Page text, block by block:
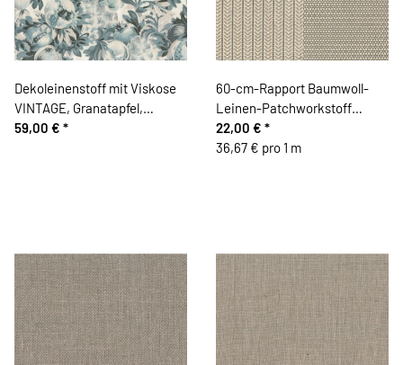
Dekoleinenstoff mit Viskose
VINTAGE, Granatapfel,
jeansblau, Clarke & Clarke
59,00 € *
60-cm-Rapport Baumwoll-
Leinen-Patchworkstoff
GARDEN, Tropfen und Blüten,
natur-steingrau, Kokka
22,00 € *
36,67 € pro 1 m